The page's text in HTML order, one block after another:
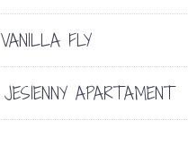
VANILLA FLY
JESIENNY APARTAMENT